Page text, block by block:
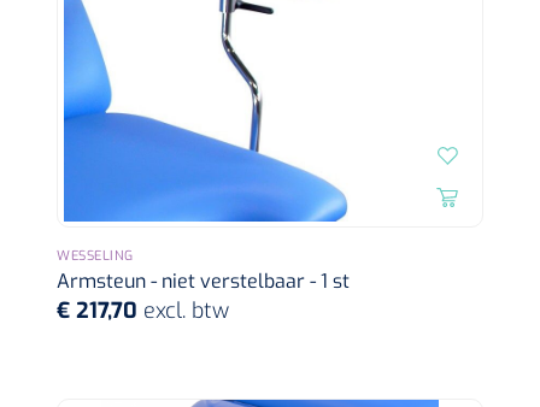
WESSELING
Armsteun - niet verstelbaar - 1 st
€ 217,70 excl. btw